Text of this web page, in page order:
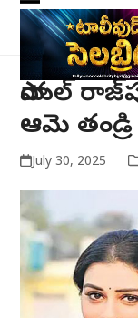
Skip
content
Open
mobile
menu
Close
mobile
menu
పాయల్
ఆమె
July 30, 2025